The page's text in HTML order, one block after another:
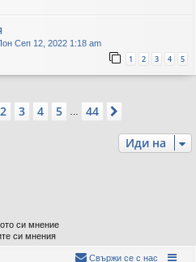
Сеп 12, 2022 1:18 am
1 2 3 4 5
от 44
2 3 4 5 44
Иди на
си мнение
си мнения
Свържи се с нас